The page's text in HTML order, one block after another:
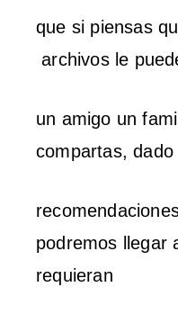
que si piensas
archivos le
un amigo un
compartas,
podremos llegar
requieran